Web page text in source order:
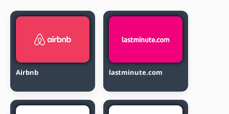
Airbnb lastminute.com